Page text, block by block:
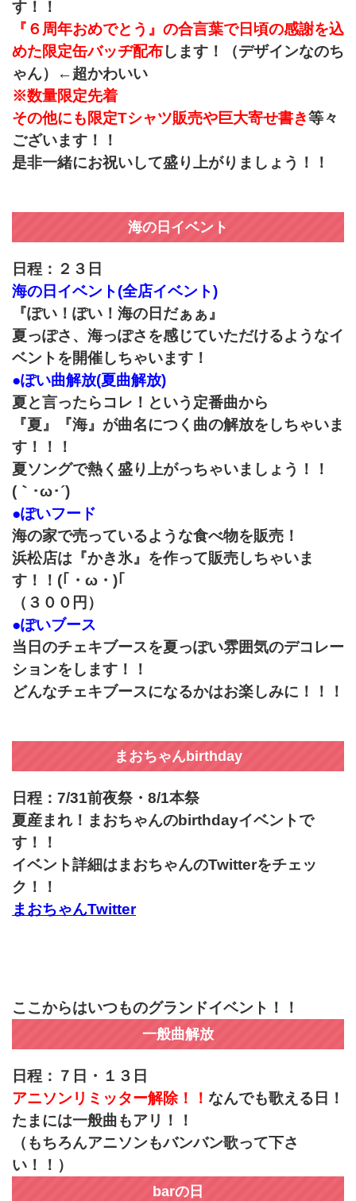
す！！
『６周年おめでとう』の合言葉で日頃の感謝を込
めた限定缶バッヂ配布します！（デザインなのち
ゃん）←超かわいい
※数量限定先着
その他にも限定Tシャツ販売や巨大寄せ書き等々
ございます！！
是非一緒にお祝いして盛り上がりましょう！！
海の日イベント
日程：２３日
海の日イベント(全店イベント)
『ぽい！ぽい！海の日だぁぁ』
夏っぽさ、海っぽさを感じていただけるようなイ
ベントを開催しちゃいます！
●ぽい曲解放(夏曲解放)
夏と言ったらコレ！という定番曲から
『夏』『海』が曲名につく曲の解放をしちゃいま
す！！！
夏ソングで熱く盛り上がっちゃいましょう！！
(｀･ω･´)ゞ
●ぽいフード
海の家で売っているような食べ物を販売！
浜松店は『かき氷』を作って販売しちゃいま
す！！(｢・ω・)｢
（３００円）
●ぽいブース
当日のチェキブースを夏っぽい雰囲気のデコレー
ションをします！！
どんなチェキブースになるかはお楽しみに！！！
まおちゃんbirthday
日程：7/31前夜祭・8/1本祭
夏産まれ！まおちゃんのbirthdayイベントで
す！！
イベント詳細はまおちゃんのTwitterをチェッ
ク！！
まおちゃんTwitter
ここからはいつものグランドイベント！！
一般曲解放
日程：７日・１３日
アニソンリミッター解除！！ なんでも歌える日！
たまには一般曲もアリ！！
（もちろんアニソンもバンバン歌って下さ
い！！）
barの日